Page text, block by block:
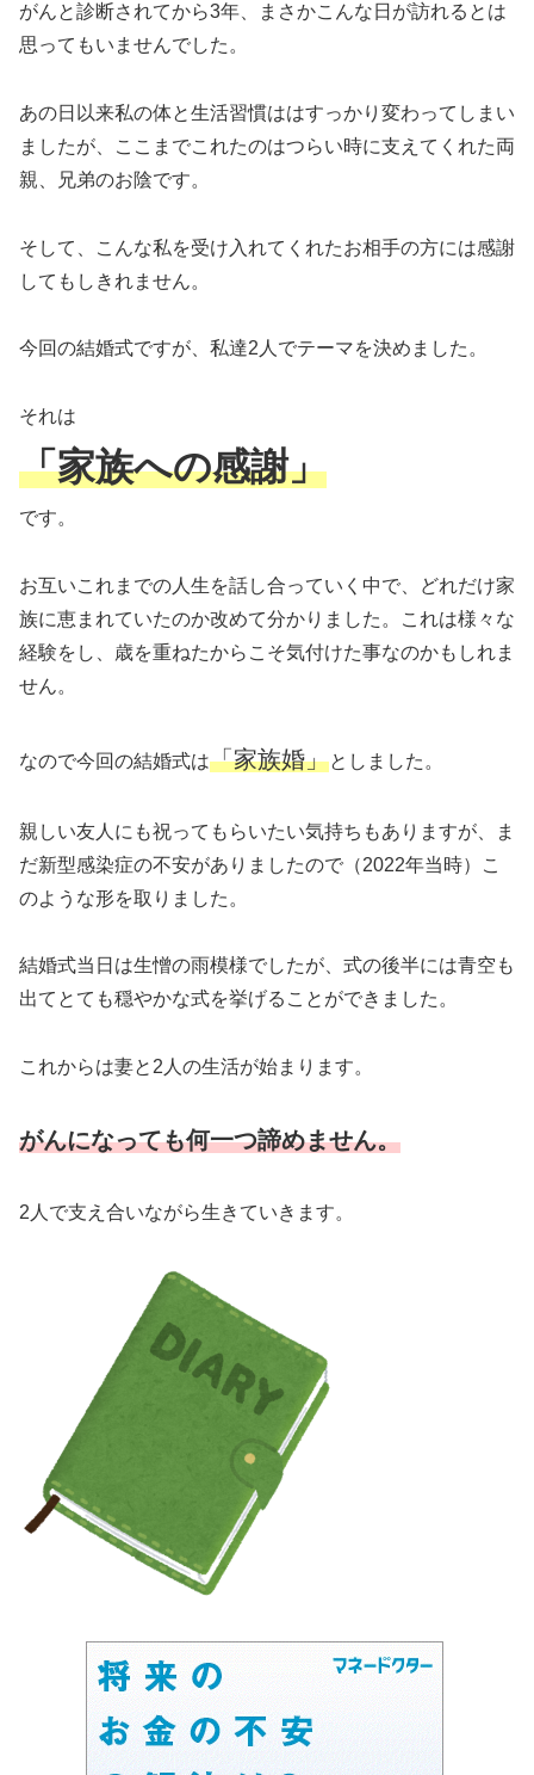
がんと診断されてから3年、まさかこんな日が訪れるとは
思ってもいませんでした。
あの日以来私の体と生活習慣ははすっかり変わってしまい
ましたが、ここまでこれたのはつらい時に支えてくれた両
親、兄弟のお陰です。
そして、こんな私を受け入れてくれたお相手の方には感謝
してもしきれません。
今回の結婚式ですが、私達2人でテーマを決めました。
それは
「家族への感謝」
です。
お互いこれまでの人生を話し合っていく中で、どれだけ家
族に恵まれていたのか改めて分かりました。これは様々な
経験をし、歳を重ねたからこそ気付けた事なのかもしれま
せん。
なので今回の結婚式は「家族婚」としました。
親しい友人にも祝ってもらいたい気持ちもありますが、ま
だ新型感染症の不安がありましたので（2022年当時）こ
のような形を取りました。
結婚式当日は生憎の雨模様でしたが、式の後半には青空も
出てとても穏やかな式を挙げることができました。
これからは妻と2人の生活が始まります。
がんになっても何一つ諦めません。
2人で支え合いながら生きていきます。